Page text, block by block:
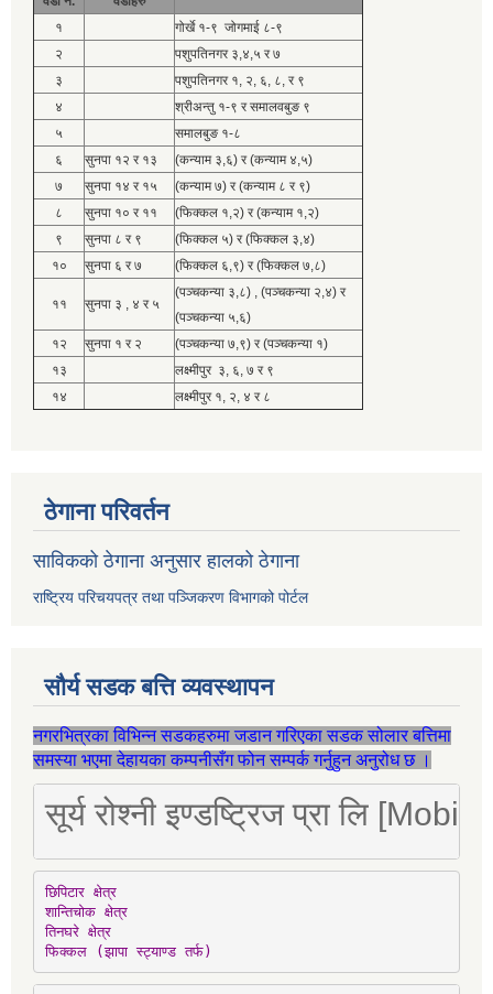
१
गोर्खे १-९ जोगमाई ८-९
२
पशुपतिनगर ३,४,५ र ७
३
पशुपतिनगर १, २, ६, ८, र ९
४
श्रीअन्तु १-९ र समालवबुङ ९
५
समालबुङ १-८
६
सुनपा १२ र १३
(कन्याम ३,६) र (कन्याम ४,५)
७
सुनपा १४ र १५
(कन्याम ७) र (कन्याम ८ र ९)
८
सुनपा १० र ११
(फिक्कल १,२) र (कन्याम १,२)
९
सुनपा ८ र ९
(फिक्कल ५) र (फिक्कल ३,४)
१०
सुनपा ६ र ७ (फिक्कल ६,९) र (फिक्कल ७,८)
११ सुनपा ३ , ४ र ५
(पञ्चकन्या ३,८) , (पञ्चकन्या २,४) र
(पञ्चकन्या ५,६)
१२
सुनपा १ र २
(पञ्चकन्या ७,९) र (पञ्चकन्या १)
१३
लक्ष्मीपुर ३, ६, ७ र ९
१४
लक्ष्मीपुर १, २, ४ र ८
ठेगाना परिवर्तन
साविकको ठेगाना अनुसार हालको ठेगाना
राष्ट्रिय परिचयपत्र तथा पञ्जिकरण विभागको पोर्टल
सौर्य सडक बत्ति व्यवस्थापन
नगरभित्रका विभिन्न सडकहरुमा जडान गरिएका सडक सोलार बत्तिमा
समस्या भएमा देहायका कम्पनीसँग फोन सम्पर्क गर्नुहुन अनुरोध छ ।
सूर्य रोश्नी इण्डष्ट्रिज प्रा लि
छिपिटार क्षेत्र
शान्तिचोक क्षेत्र
तिनघरे क्षेत्र
फिक्कल (झापा स्ट्याण्ड तर्फ)